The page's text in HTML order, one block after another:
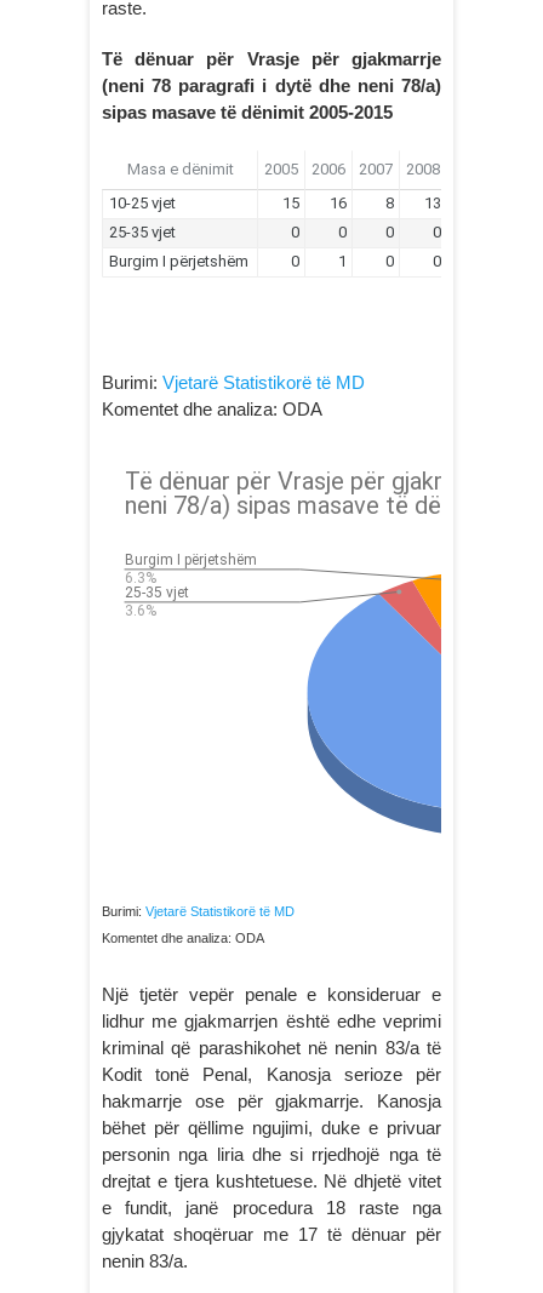
raste.
Të dënuar për Vrasje për gjakmarrje
(neni 78 paragrafi i dytë dhe neni 78/a)
sipas masave të dënimit 2005-2015
Burimi: Vjetarë Statistikorë të MD
Komentet dhe analiza: ODA
Burimi: Vjetarë Statistikorë të MD
Komentet dhe analiza: ODA
Një tjetër vepër penale e konsideruar e
lidhur me gjakmarrjen është edhe veprimi
kriminal që parashikohet në nenin 83/a të
Kodit tonë Penal, Kanosja serioze për
hakmarrje ose për gjakmarrje. Kanosja
bëhet për qëllime ngujimi, duke e privuar
personin nga liria dhe si rrjedhojë nga të
drejtat e tjera kushtetuese. Në dhjetë vitet
e fundit, janë procedura 18 raste nga
gjykatat shoqëruar me 17 të dënuar për
nenin 83/a.